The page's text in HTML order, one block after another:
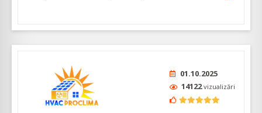
01.10.2025
14122vizualizări